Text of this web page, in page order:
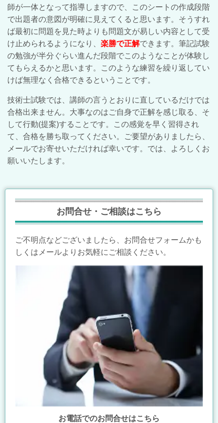
師が一体となって指導しますので、このシートの作成段階
で出題者の意図が明確に見えてくると思います。そうすれ
ば最初に問題を見た時よりも問題文が易しい内容として受
け止められるようになり、 楽勝で正解できます。筆記試験
の勉強が半分ぐらい進んだ段階でこのようなことが体験し
てもらえるかと思います。このような練習を繰り返してい
けば無理なく合格できるということです。
技術士試験では、講師の言うとおりに直しているだけでは
合格出来ません。大事なのはご自身で正解を感じ取る、そ
して行動(提案)することです。この感覚を早く習得され
て、合格を勝ち取ってください。ご要望がありましたら、
メールでお寄せいただければ幸いです。では、よろしくお
願いいたします。
お問合せ・ご相談はこちら
ご不明点などございましたら、お問合せフォームかも
しくはメールよりお気軽にご相談ください。
お電話でのお問合せはこちら